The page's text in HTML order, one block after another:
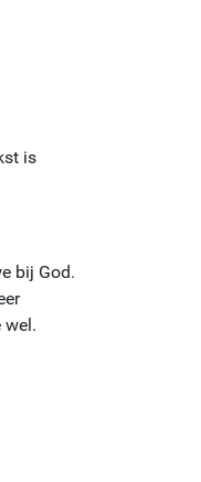
is
bij God.
wel.